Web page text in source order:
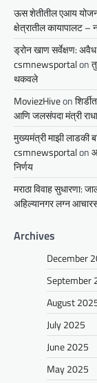
ऊस शेतीतील एआय
क्षेत्रातील कायापालट
ड्रोन खाण सर्वेक्षण:
csmnewsportalon
थकवले
MoviezHiveon
आणि जलसंपदा मंत्री
मुख्यमंत्री माझी लाडकी
csmnewsportalon
निर्णय
मराठा विवाह
अहिल्यानगर लग्न
Archives
December
September
August
July 2025
June 2025
May 2025